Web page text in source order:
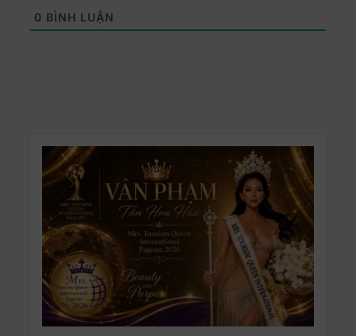
0 BÌNH LUẬN